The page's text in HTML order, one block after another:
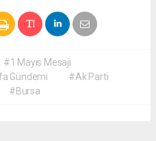
#1 Mayıs Mesajı
Gündemi
#Ak Parti
#Bursa